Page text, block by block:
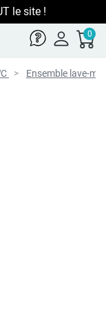
le site !
0
Ensemble lave-